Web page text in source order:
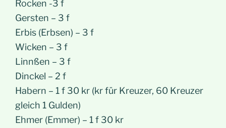
Rocken -3 f
Gersten – 3 f
Erbis (Erbsen) – 3 f
Wicken – 3 f
Linnßen – 3 f
Dinckel – 2 f
Habern – 1 f 30 kr (kr für Kreuzer, 60 Kreuzer
gleich 1 Gulden)
Ehmer (Emmer) – 1 f 30 kr